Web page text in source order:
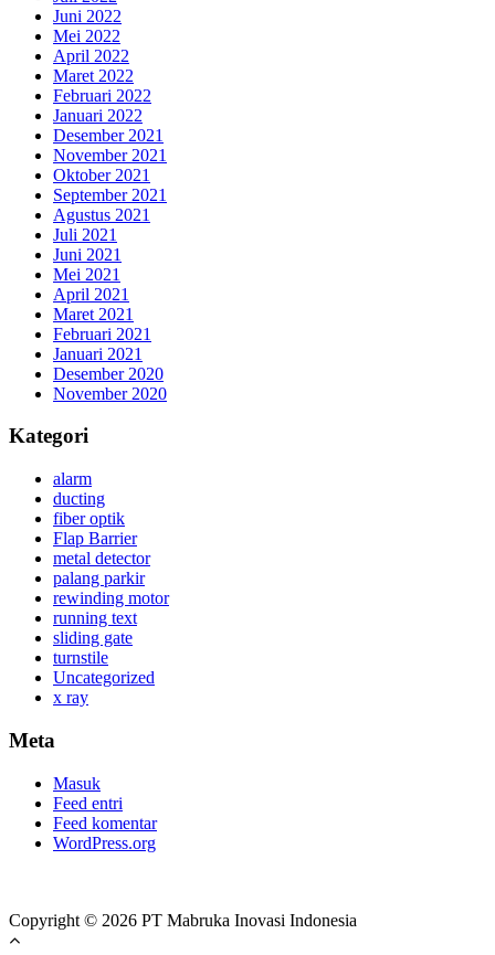
Juni 2022
Mei 2022
April 2022
Maret 2022
Februari 2022
Januari 2022
Desember 2021
November 2021
Oktober 2021
September 2021
Agustus 2021
Juli 2021
Juni 2021
Mei 2021
April 2021
Maret 2021
Februari 2021
Januari 2021
Desember 2020
November 2020
Kategori
alarm
ducting
fiber optik
Flap Barrier
metal detector
palang parkir
rewinding motor
running text
sliding gate
turnstile
Uncategorized
x ray
Meta
Masuk
Feed entri
Feed komentar
WordPress.org
Copyright © 2026 PT Mabruka Inovasi Indonesia